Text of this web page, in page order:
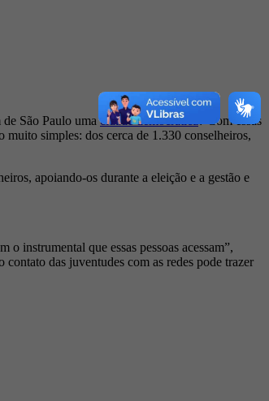
de São Paulo umacidade democrática
? Com essas
muito simples: dos cerca de 1.330 conselheiros,
apoiando-os durante a eleição e a gestão e
instrumental que essas pessoas acessam”,
das juventudes com as redes pode trazer